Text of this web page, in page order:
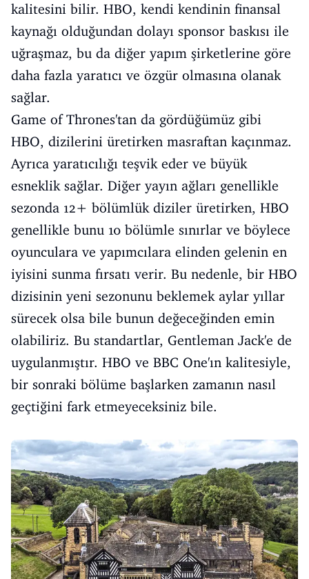
kalitesini bilir. HBO, kendi kendinin finansal
kaynağı olduğundan dolayı sponsor baskısı ile
uğraşmaz, bu da diğer yapım şirketlerine göre
daha fazla yaratıcı ve özgür olmasına olanak
sağlar.
Game of Thrones'tan da gördüğümüz gibi
HBO, dizilerini üretirken masraftan kaçınmaz.
Ayrıca yaratıcılığı teşvik eder ve büyük
esneklik sağlar. Diğer yayın ağları genellikle
sezonda 12+ bölümlük diziler üretirken, HBO
genellikle bunu 10 bölümle sınırlar ve böylece
oyunculara ve yapımcılara elinden gelenin en
iyisini sunma fırsatı verir. Bu nedenle, bir HBO
dizisinin yeni sezonunu beklemek aylar yıllar
sürecek olsa bile bunun değeceğinden emin
olabiliriz. Bu standartlar, Gentleman Jack'e de
uygulanmıştır. HBO ve BBC One'ın kalitesiyle,
bir sonraki bölüme başlarken zamanın nasıl
geçtiğini fark etmeyeceksiniz bile.